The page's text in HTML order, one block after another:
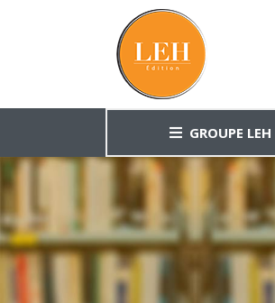
GROUPE LEH